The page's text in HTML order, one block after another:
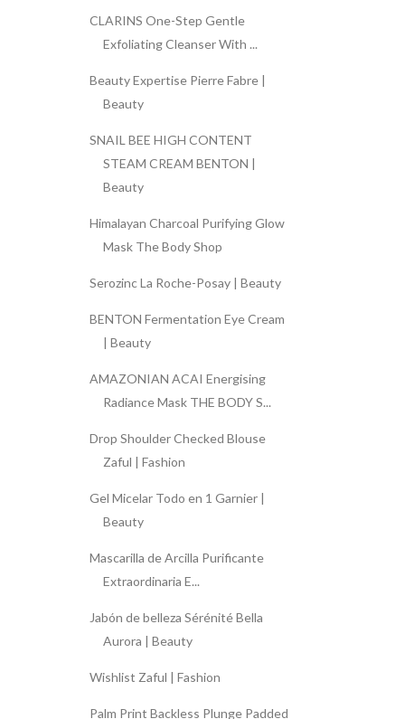
CLARINS One-Step Gentle
Exfoliating Cleanser With ...
Beauty Expertise Pierre Fabre |
Beauty
SNAIL BEE HIGH CONTENT
STEAM CREAM BENTON |
Beauty
Himalayan Charcoal Purifying Glow
Mask The Body Shop
Serozinc La Roche-Posay | Beauty
BENTON Fermentation Eye Cream
| Beauty
AMAZONIAN ACAI Energising
Radiance Mask THE BODY S...
Drop Shoulder Checked Blouse
Zaful | Fashion
Gel Micelar Todo en 1 Garnier |
Beauty
Mascarilla de Arcilla Purificante
Extraordinaria E...
Jabón de belleza Sérénité Bella
Aurora | Beauty
Wishlist Zaful | Fashion
Palm Print Backless Plunge Padded